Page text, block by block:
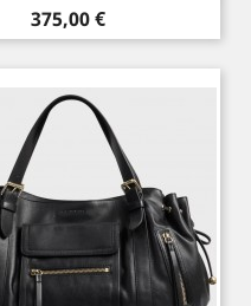
Prix
375,00 €